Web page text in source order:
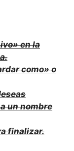
en la
como» o
un nombre
finalizar.